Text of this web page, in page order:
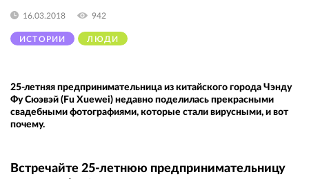
ИСТОРИИ ЛЮДИ
16.03.2018 942
25-летняя предпринимательница из китайского города Чэнду
Фу Сюэвэй (Fu Xuewei) недавно поделилась прекрасными
свадебными фотографиями, которые стали вирусными, и вот
почему.
Встречайте 25-летнюю предпринимательницу